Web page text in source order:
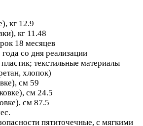
кг 12.9
кг 11.48
18 месяцев
со дня реализации
текстильные материалы
хлопок)
см 59
см 24.5
см 87.5
пятиточечные, с мягкими